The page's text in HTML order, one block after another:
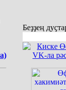
Беҙҙең